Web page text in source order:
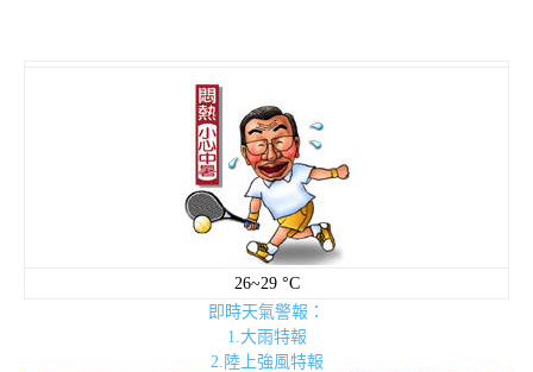
26~29 °C
即時天氣警報：
1.大雨特報
2.陸上強風特報